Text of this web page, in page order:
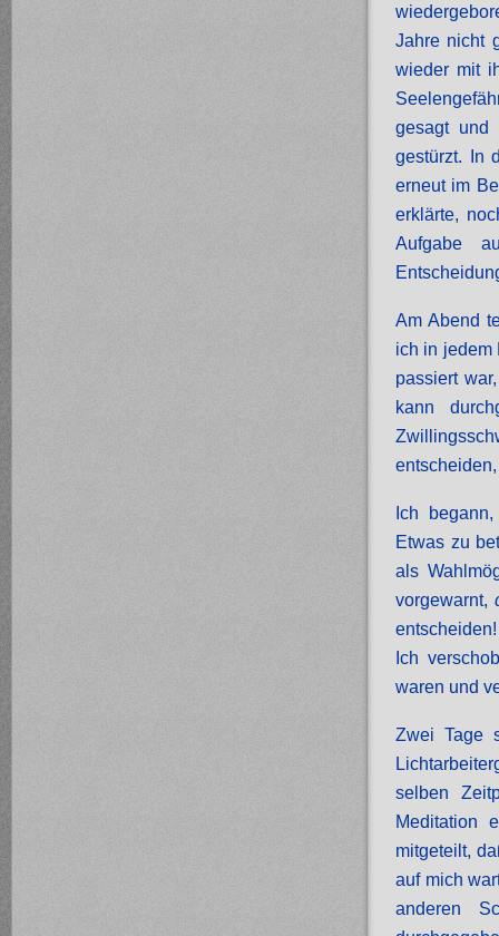
Jahre nicht
wieder mit
gesagt
gestürzt. In
erneut im
erklärte,
Aufgabe
Am Abend
ich in jedem
passiert
kann
Ich
Etwas zu
als
vorgewarnt,
Ich
waren und
Zwei Tage
selben
Meditation
mitgeteilt,
auf mich
anderen